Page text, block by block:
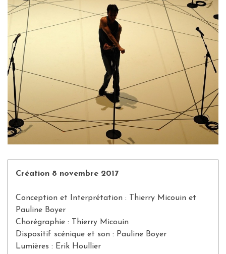
Création 8 novembre 2017
Conception et Interprétation : Thierry Micouin et
Pauline Boyer
Chorégraphie : Thierry Micouin
Dispositif scénique et son : Pauline Boyer
Lumières : Erik Houllier